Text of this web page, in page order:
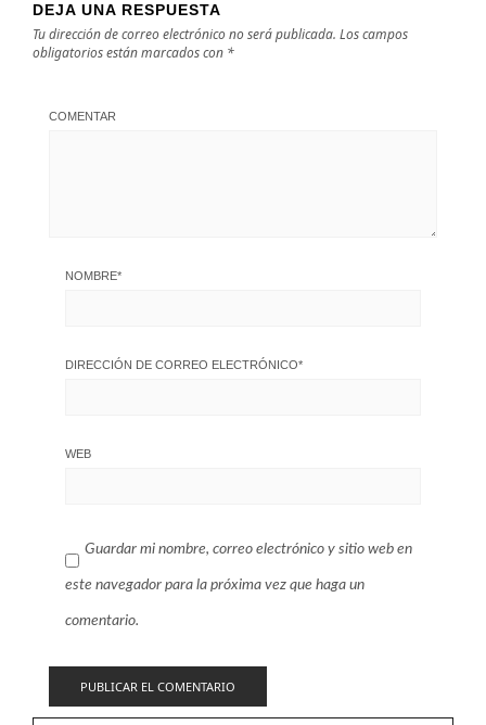
DEJA UNA RESPUESTA
Tu dirección de correo electrónico no será publicada. Los campos
obligatorios están marcados con *
COMENTAR
NOMBRE*
DIRECCIÓN DE CORREO ELECTRÓNICO*
WEB
Guardar mi nombre, correo electrónico y sitio web en
este navegador para la próxima vez que haga un
comentario.